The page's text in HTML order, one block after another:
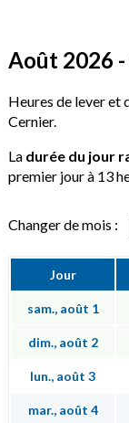
Août 2026
Heures de lever et
Cernier.
La durée du jour
premier jour à 13
Changer de mois :
Jour
sam., août 1
dim., août 2
lun., août 3
mar., août 4